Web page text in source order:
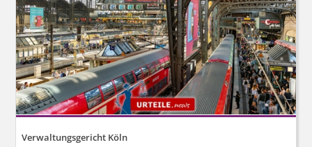
Verwaltungsgericht Köln